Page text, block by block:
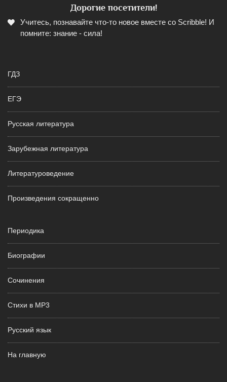
Дорогие посетители!
Учитесь, познавайте что-то новое вместе со Scribble! И
помните: знание - сила!
ГДЗ
ЕГЭ
Русская литература
Зарубежная литература
Литературоведение
Произведения сокращенно
Периодика
Биографии
Сочинения
Стихи в MP3
Русский язык
На главную